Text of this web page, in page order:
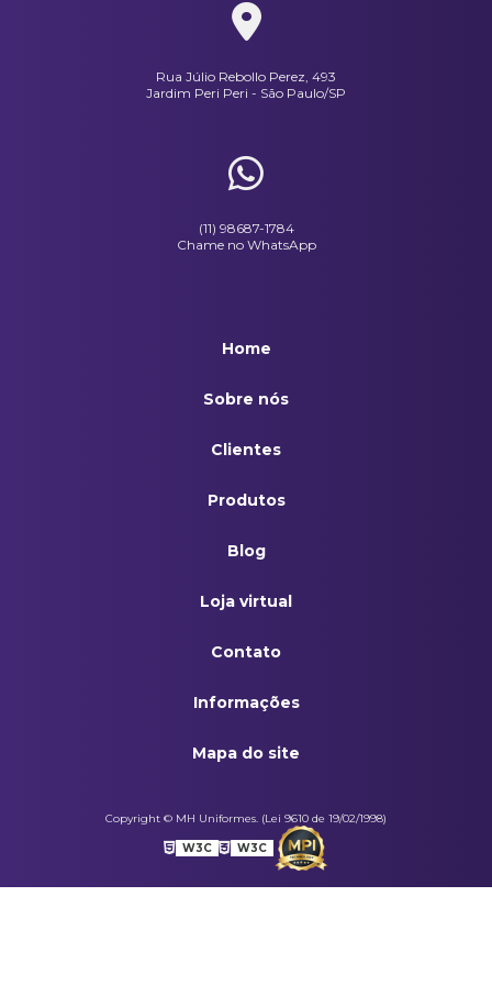
Jaleco Sem Manga Em Polialgodão Branco
Tênis Modelo Keeds Branco
Rua Júlio Rebollo Perez, 493
Jardim Peri Peri - São Paulo/SP
(11) 98687-1784
Chame no WhatsApp
Home
Sobre nós
Clientes
Produtos
Blog
Loja virtual
Contato
Informações
Mapa do site
Copyright © MH Uniformes. (Lei 9610 de 19/02/1998)
W3C W3C